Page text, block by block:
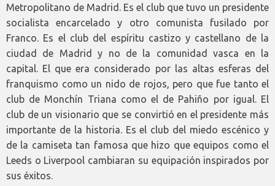
Metropolitano de Madrid. Es el club que tuvo un presidente
socialista encarcelado y otro comunista fusilado por
Franco. Es el club del espíritu castizo y castellano de la
ciudad de Madrid y no de la comunidad vasca en la
capital. El que era considerado por las altas esferas del
franquismo como un nido de rojos, pero que fue tanto el
club de Monchín Triana como el de Pahiño por igual. El
club de un visionario que se convirtió en el presidente más
importante de la historia. Es el club del miedo escénico y
de la camiseta tan famosa que hizo que equipos como el
Leeds o Liverpool cambiaran su equipación inspirados por
sus éxitos.